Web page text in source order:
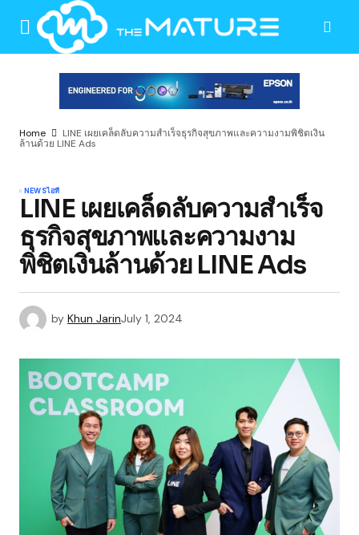
Home
LINE เผยเคล็ดลับความสำเร็จธุรกิจสุขภาพและความงามพิชิตเงิน
ล้านด้วย LINE Ads
NEWSไอที
LINE เผยเคล็ดลับความสำเร็จ
ธุรกิจสุขภาพและความงาม
พิชิตเงินล้านด้วย LINE Ads
by Khun JarinJuly 1, 2024